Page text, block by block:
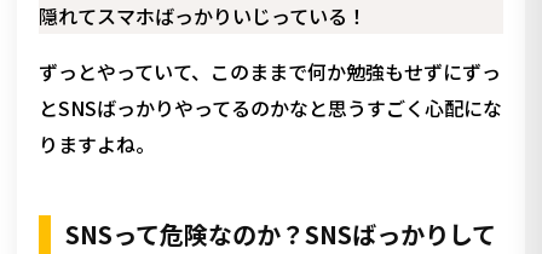
隠れてスマホばっかりいじっている！
ずっとやっていて、このままで何か勉強もせずにずっ
とSNSばっかりやってるのかなと思うすごく心配にな
りますよね。
SNSって危険なのか？SNSばっかりして